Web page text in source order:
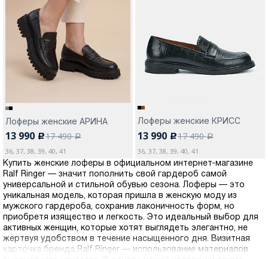
Лоферы женские АРИНА
13 990 c17 490a
36, 37, 38, 39, 40, 41
Лоферы женские КРИСС
13 990 c17 490a
36, 37, 38, 39, 40, 41
Купить женские лоферы в официальном интернет-магазине
Ralf Ringer — значит пополнить свой гардероб самой
универсальной и стильной обувью сезона. Лоферы — это
уникальная модель, которая пришла в женскую моду из
мужского гардероба, сохранив лаконичность форм, но
приобретя изящество и легкость. Это идеальный выбор для
активных женщин, которые хотят выглядеть элегантно, не
жертвуя удобством в течение насыщенного дня. Визитная
карточка бренда Ralf Ringer — использование материалов